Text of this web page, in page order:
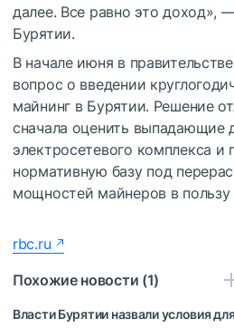
далее. Все равно это доход», —
Бурятии.
В начале июня в
вопрос о введении
майнинг в Бурятии. Решение
сначала оценить выпадающие
электросетевого комплекса и
нормативную базу под
мощностей майнеров в пользу
rbc.ru
Похожие новости (1)
Власти Бурятии назвали условия